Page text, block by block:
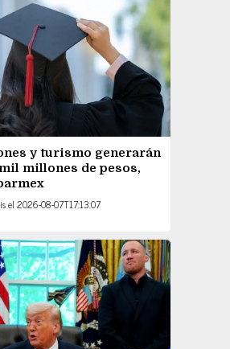
y turismo generarán
mil millones de pesos,
el 2026-08-07T17:13:07